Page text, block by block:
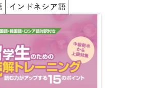
師へのアンケート調査と現場での
る実践的な表現が集められていま
介護場面ごとに構成。
インドネシア語